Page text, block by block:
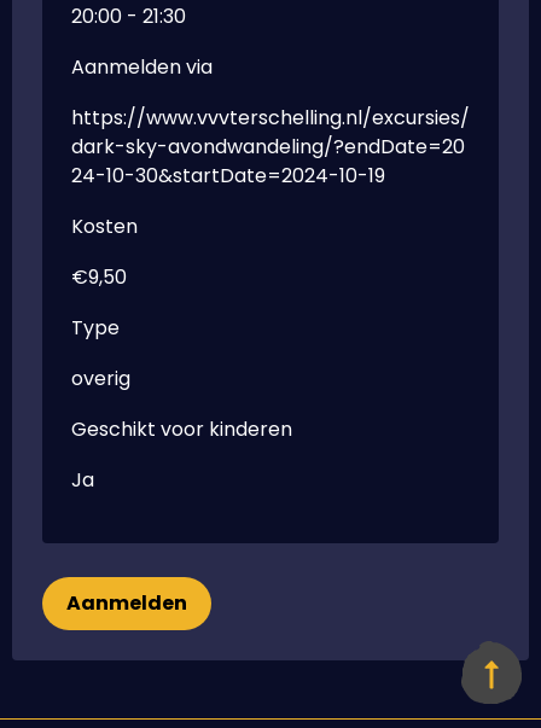
20:00 - 21:30
Aanmelden via
https://www.vvvterschelling.nl/excursies/
dark-sky-avondwandeling/?endDate=20
24-10-30&startDate=2024-10-19
Kosten
€9,50
Type
overig
Geschikt voor kinderen
Ja
Aanmelden